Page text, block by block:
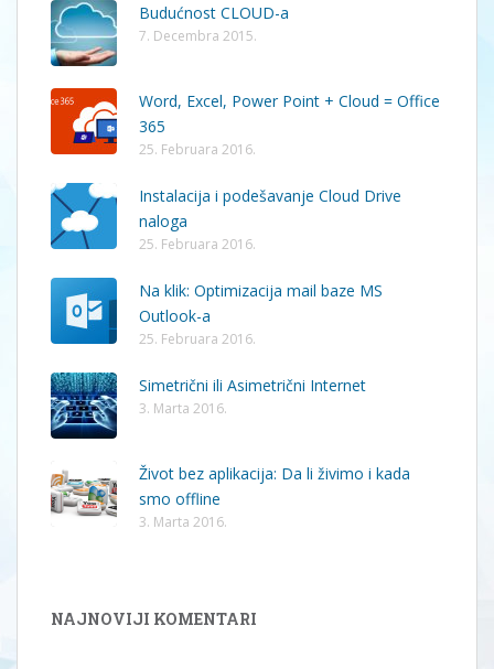
Budućnost CLOUD-a
7. Decembra 2015.
Word, Excel, Power Point + Cloud = Office
365
25. Februara 2016.
Instalacija i podešavanje Cloud Drive
naloga
25. Februara 2016.
Na klik: Optimizacija mail baze MS
Outlook-a
25. Februara 2016.
Simetrični ili Asimetrični Internet
3. Marta 2016.
Život bez aplikacija: Da li živimo i kada
smo offline
3. Marta 2016.
NAJNOVIJI KOMENTARI